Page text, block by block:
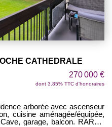
CATHEDRALE
270 000 €
dont 3.85% TTC d'honoraires
arborée avec ascenseur
cuisine aménagée/équipée,
garage, balcon. RARE :